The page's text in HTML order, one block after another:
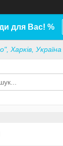
для Вас! %
Харків, Україна